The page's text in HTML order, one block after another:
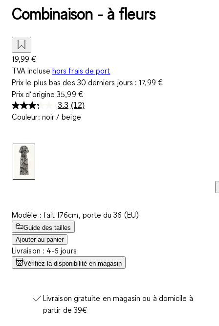
Combinaison - à fleurs
19,99 €
TVA incluse hors frais de port
Prix le plus bas des 30 derniers jours :17,99 €
Prix d‘origine35,99 €
3.3 Lire
12
(12)
Couleur: noir / beige
Modèle : fait 176cm, porte du 36 (EU)
Guide des tailles
Ajouter au panier
Livraison : 4-6 jours
Vérifiez la disponibilité en magasin
Livraison gratuite en magasin ou à domicile à
partir de 39€